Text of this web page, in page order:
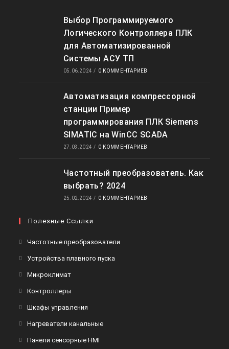
Выбор Программируемого
Логического Контроллера ПЛК
для Автоматизированной
Системы АСУ ТП
05.06.2024 / 0 КОММЕНТАРИЕВ
Автоматизация компрессорной
станции Пример
программирования ПЛК Siemens
SIMATIC на WinCC SCADA
27.03.2024 / 0 КОММЕНТАРИЕВ
Частотный преобразователь. Как
выбрать? 2024
25.02.2024 / 0 КОММЕНТАРИЕВ
Полезные Ссылки
Частотные преобразователи
Устройства плавного пуска
МикроклиматОткроется
вкладке
Контроллеры
вкладке
Шкафы управления
вкладке
Нагреватели канальныеОткроется
Панели сенсорные HMI